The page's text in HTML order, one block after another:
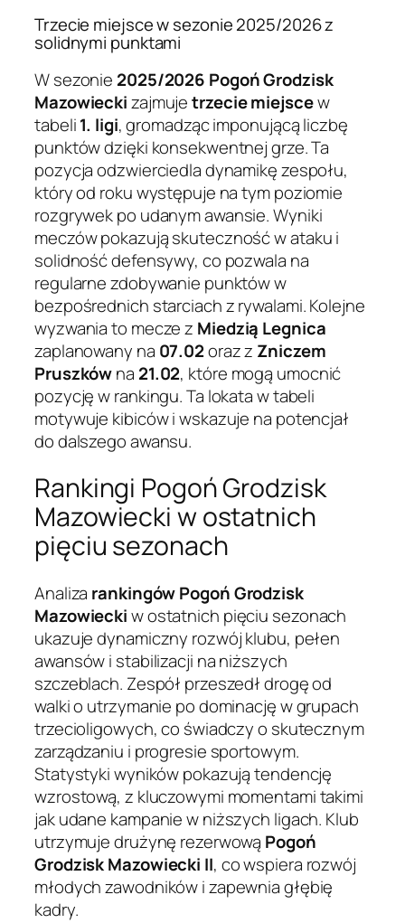
Trzecie miejsce w sezonie 2025/2026 z
solidnymi punktami
W sezonie 2025/2026 Pogoń Grodzisk
Mazowieckizajmujetrzecie miejscew
tabeli1. ligi, gromadząc imponującą liczbę
punktów dzięki konsekwentnej grze. Ta
pozycja odzwierciedla dynamikę zespołu,
który od roku występuje na tym poziomie
rozgrywek po udanym awansie. Wyniki
meczów pokazują skuteczność w ataku i
solidność defensywy, co pozwala na
regularne zdobywanie punktów w
bezpośrednich starciach z rywalami. Kolejne
wyzwania to mecze z Miedzią Legnica
zaplanowany na 07.02oraz z Zniczem
Pruszkówna 21.02, które mogą umocnić
pozycję w rankingu. Ta lokata w tabeli
motywuje kibiców i wskazuje na potencjał
do dalszego awansu.
Rankingi Pogoń Grodzisk
Mazowiecki w ostatnich
pięciu sezonach
Analiza rankingów Pogoń Grodzisk
Mazowieckiw ostatnich pięciu sezonach
ukazuje dynamiczny rozwój klubu, pełen
awansów i stabilizacji na niższych
szczeblach. Zespół przeszedł drogę od
walki o utrzymanie po dominację w grupach
trzecioligowych, co świadczy o skutecznym
zarządzaniu i progresie sportowym.
Statystyki wyników pokazują tendencję
wzrostową, z kluczowymi momentami takimi
jak udane kampanie w niższych ligach. Klub
utrzymuje drużynę rezerwową Pogoń
Grodzisk Mazowiecki II, co wspiera rozwój
młodych zawodników i zapewnia głębię
kadry.